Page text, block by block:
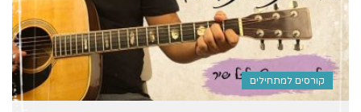
קורסים למתחילים